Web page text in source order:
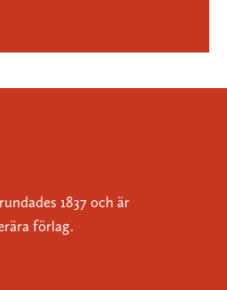
1837 och är
förlag.